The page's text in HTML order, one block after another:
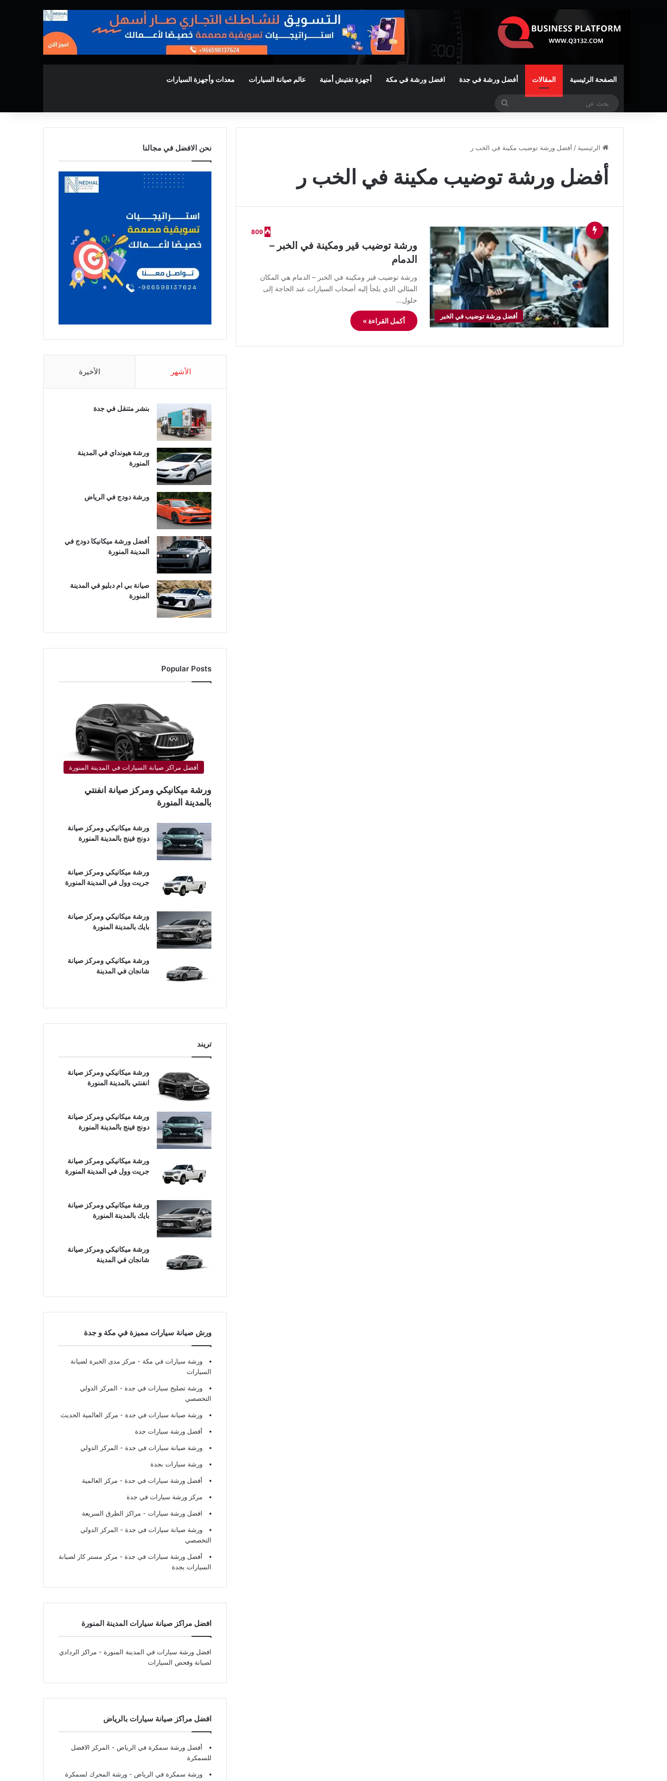
الصفحة الرئيسية المقالات أفضل ورشة في جدة افضل ورشة في مكة أجهزة تفتيش أمنية عالم صيانة السيارات معدات وأجهزة السيارات
الرئيسية / أفضل ورشة توضيب مكينة في الخب ر
أفضل ورشة توضيب مكينة في الخب ر
أفضل ورشة توضيب في الخبر
809
ورشة توضيب قير ومكينة في الخبر –
الدمام
ورشة توضيب قير ومكينة في الخبر – الدمام هي المكان
المثالي الذي يلجأ إليه أصحاب السيارات عند الحاجة إلى
حلول…
أكمل القراءة »
نحن الافضل في مجالنا
الأشهر الأخيرة
بنشر متنقل في جدة
ورشة هيونداي في المدينة
المنورة
ورشة دودج في الرياض
أفضل ورشة ميكانيكا دودج في
المدينة المنورة
صيانة بي ام دبليو في المدينة
المنورة
Popular Posts
أفضل مراكز صيانة السيارات في المدينة المنورة
ورشة ميكانيكي ومركز صيانة انفنتي
بالمدينة المنورة
ورشة ميكانيكي ومركز صيانة
دونج فينج بالمدينة المنورة
ورشة ميكانيكي ومركز صيانة
جريت وول في المدينة المنورة
ورشة ميكانيكي ومركز صيانة
بايك بالمدينة المنورة
ورشة ميكانيكي ومركز صيانة
شانجان في المدينة
تريند
ورشة ميكانيكي ومركز صيانة
انفنتي بالمدينة المنورة
ورشة ميكانيكي ومركز صيانة
دونج فينج بالمدينة المنورة
ورشة ميكانيكي ومركز صيانة
جريت وول في المدينة المنورة
ورشة ميكانيكي ومركز صيانة
بايك بالمدينة المنورة
ورشة ميكانيكي ومركز صيانة
شانجان في المدينة
ورش صيانة سيارات مميزة في مكة و جدة
ورشة سيارات في مكة - مركز مدى الخبرة لصيانة
السيارات
ورشة تصليح سيارات في جدة - المركز الدولي
التخصصي
ورشة صيانة سيارات في جدة - مركز العالمية الحديث
أفضل ورشة سيارات جدة
ورشة صيانة سيارات في جدة - المركز الدولي
ورشة سيارات بجدة
أفضل ورشة سيارات في جدة - مركز العالمية
مركز ورشة سيارات في جدة
افضل ورشة سيارات - مراكز الطرق السريعة
ورشة صيانة سيارات في جدة - المركز الدولي
التخصصي
أفضل ورشة سيارات في جدة - مركز مستر كار لصيانة
السيارات بجدة
افضل مراكز صيانة سيارات المدينة المنورة
افضل ورشة سيارات في المدينة المنورة - مراكز الردادي
لصيانة وفحص السيارات
افضل مراكز صيانة سيارات بالرياض
أفضل ورشة سمكرة في الرياض - المركز الافضل
للسمكرة
ورشة سمكرة في الرياض - ورشة المحرك لسمكرة